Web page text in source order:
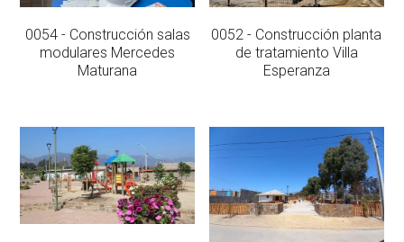
0054 - Construcción salas
modulares Mercedes
Maturana
0052 - Construcción planta
de tratamiento Villa
Esperanza